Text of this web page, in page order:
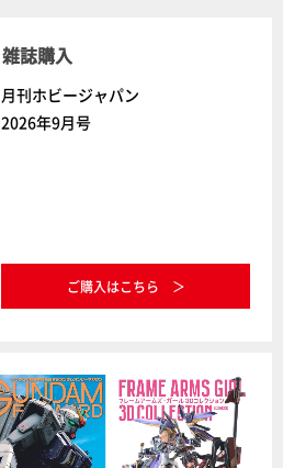
雑誌購入
月刊ホビージャパン
2026年9月号
ご購入はこちら